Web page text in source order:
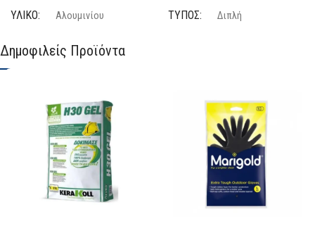
ΥΛΙΚΌ Αλουμινίου
ΤΎΠΟΣ Τύπου Λάμδα
ΑΡΙΘΜΌΣ ΣΚΑΛΙΏΝ
ΜΈΓΙΣΤΟ ΒΆΡΟΣ ΑΝΤΟΧΉΣ
ΤΎΠΟΣ Διπλή
ΑΡΙΘΜΌΣ ΣΚΑΛΙΏΝ
ΠΛΑΤΎΣΚΑΛΟ Όχι
ΚΑΤΑΣΚΕΥΑΣΤΉΣ Profal
Δημοφιλείς Προϊόντα